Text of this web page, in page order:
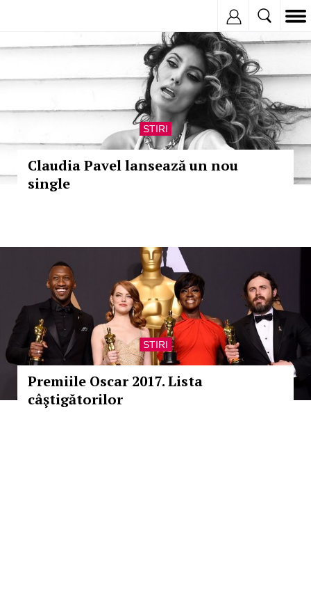
STIRI
Claudia Pavel lansează un nou
single
STIRI
Premiile Oscar 2017. Lista
câştigătorilor